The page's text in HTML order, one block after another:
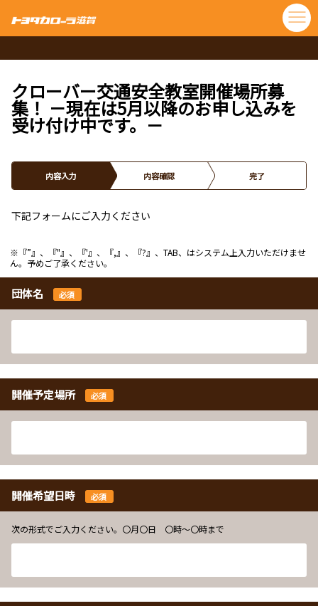
クローバー交通安全教室開催場所募
集！ －現在は5月以降のお申し込みを
受け付け中です。－
内容入力 内容確認 完了
下記フォームにご入力ください
※『”』、『"』、『'』、『,』、『?』、TAB、はシステム上入力いただけませ
ん。予めご了承ください。
団体名 必須
開催予定場所 必須
開催希望日時 必須
次の形式でご入力ください。〇月〇日 〇時～〇時まで